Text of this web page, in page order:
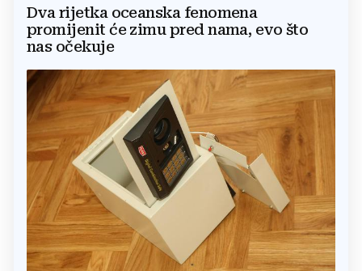
Dva rijetka oceanska fenomena
promijenit će zimu pred nama, evo što
nas očekuje